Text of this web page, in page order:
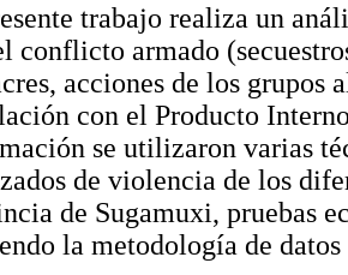
trabajo realiza un
conflicto armado
acciones de los
con el Producto
se utilizaron varias
de violencia de los
de Sugamuxi, pruebas
la metodología de